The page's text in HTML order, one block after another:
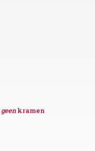
geenkramen